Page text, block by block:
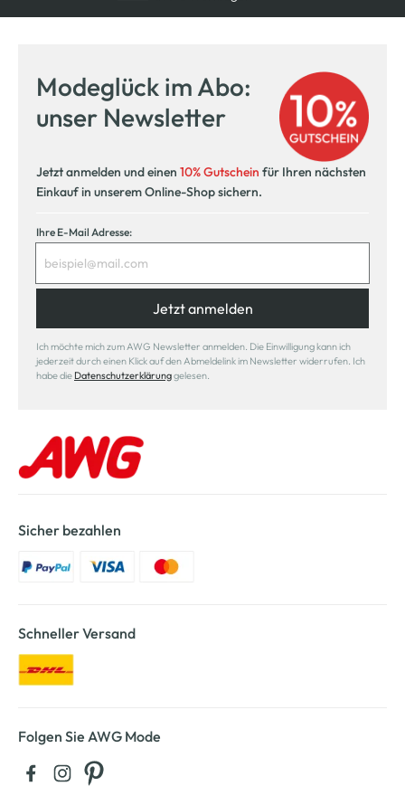
Kostenlose Filiallieferung
in Ihre Wunschfiliale
Modeglück im Abo:
unser Newsletter
Jetzt anmelden und einen 10% Gutschein für Ihren nächsten
Einkauf in unserem Online-Shop sichern.
Ihre E-Mail Adresse:
Jetzt anmelden
Ich möchte mich zum AWG Newsletter anmelden. Die Einwilligung kann ich
jederzeit durch einen Klick auf den Abmeldelink im Newsletter widerrufen. Ich
habe die Datenschutzerklärunggelesen.
Sicher bezahlen
Schneller Versand
Folgen Sie AWG Mode